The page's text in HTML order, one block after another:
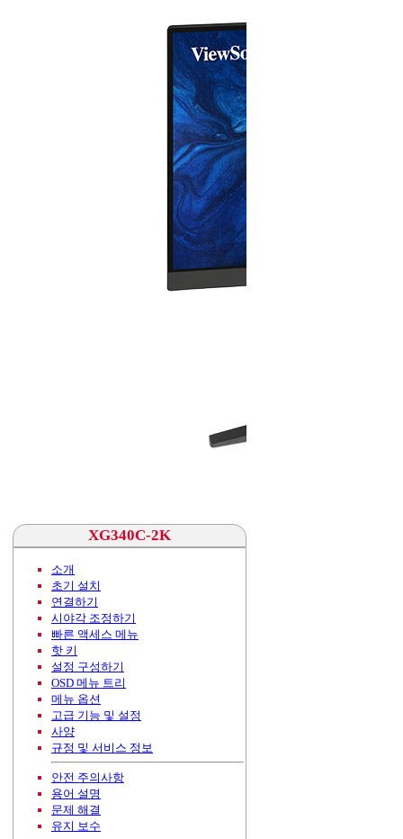
XG340C-2K
소개
초기 설치
연결하기
시야각 조정하기
빠른 액세스 메뉴
핫 키
설정 구성하기
OSD 메뉴 트리
메뉴 옵션
고급 기능 및 설정
사양
규정 및 서비스 정보
안전 주의사항
용어 설명
문제 해결
유지 보수